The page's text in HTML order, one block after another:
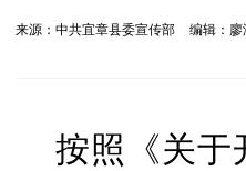
来源：中共宜章县委宣传部 编辑：廖
按照《关于